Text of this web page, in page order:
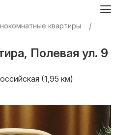
квартиры
Полевая ул. 9
(1,95 км)